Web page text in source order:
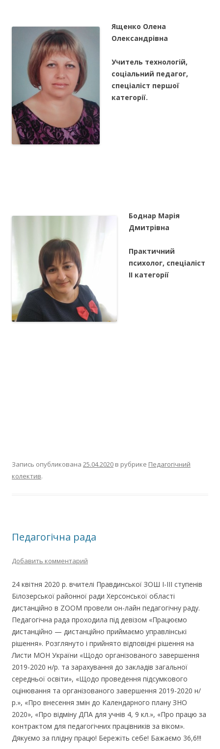
Ященко Олена
Олександрівна
Учитель технологій,
соціальний педагог,
спеціаліст першої
категорії.
Боднар Марія
Дмитрівна
Практичний
психолог, спеціаліст
ІІ категорії
Запись опубликована 25.04.2020 в рубрике Педагогічний
колектив.
Педагогічна рада
Добавить комментарий
24 квітня 2020 р. вчителі Правдинської ЗОШ І-ІІІ ступенів
Білозерської районної ради Херсонської області
дистанційно в ZOOM провели он-лайн педагогічну раду.
Педагогічна рада проходила під девізом «Працюємо
дистанційно — дистанційно приймаємо управлінські
рішення». Розглянуто і прийнято відповідні рішення на
Листи МОН України «Щодо організованого завершення
2019-2020 н/р. та зарахування до закладів загальної
середньої освіти», «Щодо проведення підсумкового
оцінювання та організованого завершення 2019-2020 н/
р.», «Про внесення змін до Календарного плану ЗНО
2020», «Про відміну ДПА для учнів 4, 9 кл.», «Про працю за
контрактом для педагогічних працівників за віком».
Дякуємо за плідну працю! Бережіть себе! Бажаємо 36,6!!!